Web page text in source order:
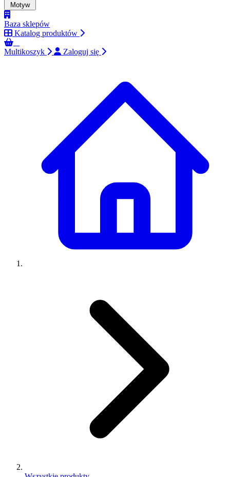
Motyw
Baza sklepów
Katalog produktów
Multikoszyk
Zaloguj się